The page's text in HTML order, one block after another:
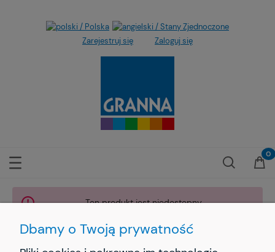
Zarejestruj się Zaloguj się
Ten produkt jest niedostępny.
Dbamy o Twoją prywatność